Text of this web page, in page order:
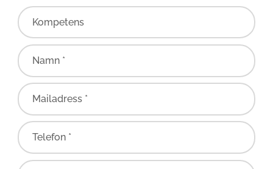
Kompetens
Namn *
Mailadress *
Telefon *